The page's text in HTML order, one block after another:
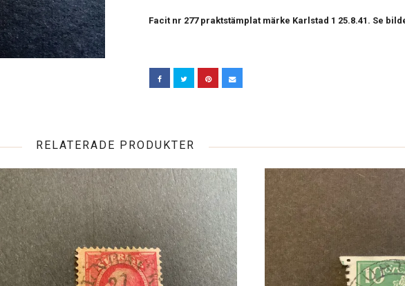
Facit nr 277 praktstämplat märke Karlstad 1 25.8.41. Se
RELATERADE PRODUKTER